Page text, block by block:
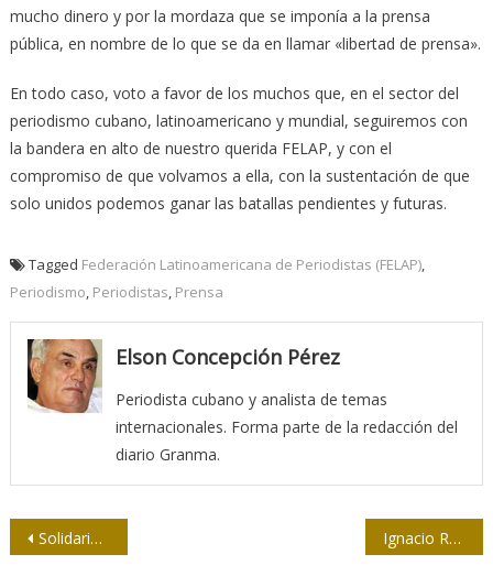
mucho dinero y por la mordaza que se imponía a la prensa
pública, en nombre de lo que se da en llamar «libertad de prensa».
En todo caso, voto a favor de los muchos que, en el sector del
periodismo cubano, latinoamericano y mundial, seguiremos con
la bandera en alto de nuestro querida FELAP, y con el
compromiso de que volvamos a ella, con la sustentación de que
solo unidos podemos ganar las batallas pendientes y futuras.
Tagged Federación Latinoamericana de Periodistas (FELAP),
Periodismo Periodistas Prensa
Elson Concepción Pérez
Periodista cubano y analista de temas
internacionales. Forma parte de la redacción del
diario Granma.
Navegación
Solidaridad con Nancy Morejón Ignacio Ramonet: “La información oculta la información”